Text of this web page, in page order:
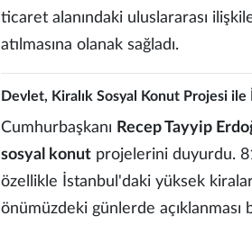
ticaret alanındaki uluslararası
atılmasına olanak sağladı.
Devlet, Kiralık Sosyal Konut Projesi
Cumhurbaşkanı Recep Tayyip
sosyal konut projelerini duyurdu.
özellikle İstanbul'daki yüksek
önümüzdeki günlerde açıklanması